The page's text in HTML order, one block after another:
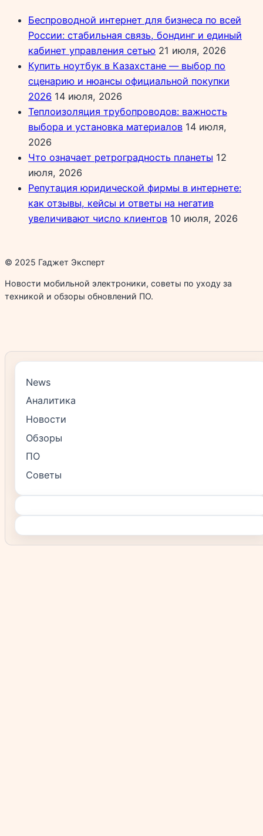
Беспроводной интернет для бизнеса по всей
России: стабильная связь, бондинг и единый
кабинет управления сетью 21 июля, 2026
Купить ноутбук в Казахстане — выбор по
сценарию и нюансы официальной покупки
2026 14 июля, 2026
Теплоизоляция трубопроводов: важность
выбора и установка материалов 14 июля,
2026
Что означает ретроградность планеты 12
июля, 2026
Репутация юридической фирмы в интернете:
как отзывы, кейсы и ответы на негатив
увеличивают число клиентов 10 июля, 2026
© 2025 Гаджет Эксперт
Новости мобильной электроники, советы по уходу за
техникой и обзоры обновлений ПО.
News
Аналитика
Новости
Обзоры
ПО
Советы